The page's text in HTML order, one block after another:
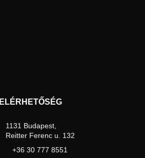
ELÉRHETŐSÉG
1131 Budapest,
Reitter Ferenc u. 132
+36 30 777 8551